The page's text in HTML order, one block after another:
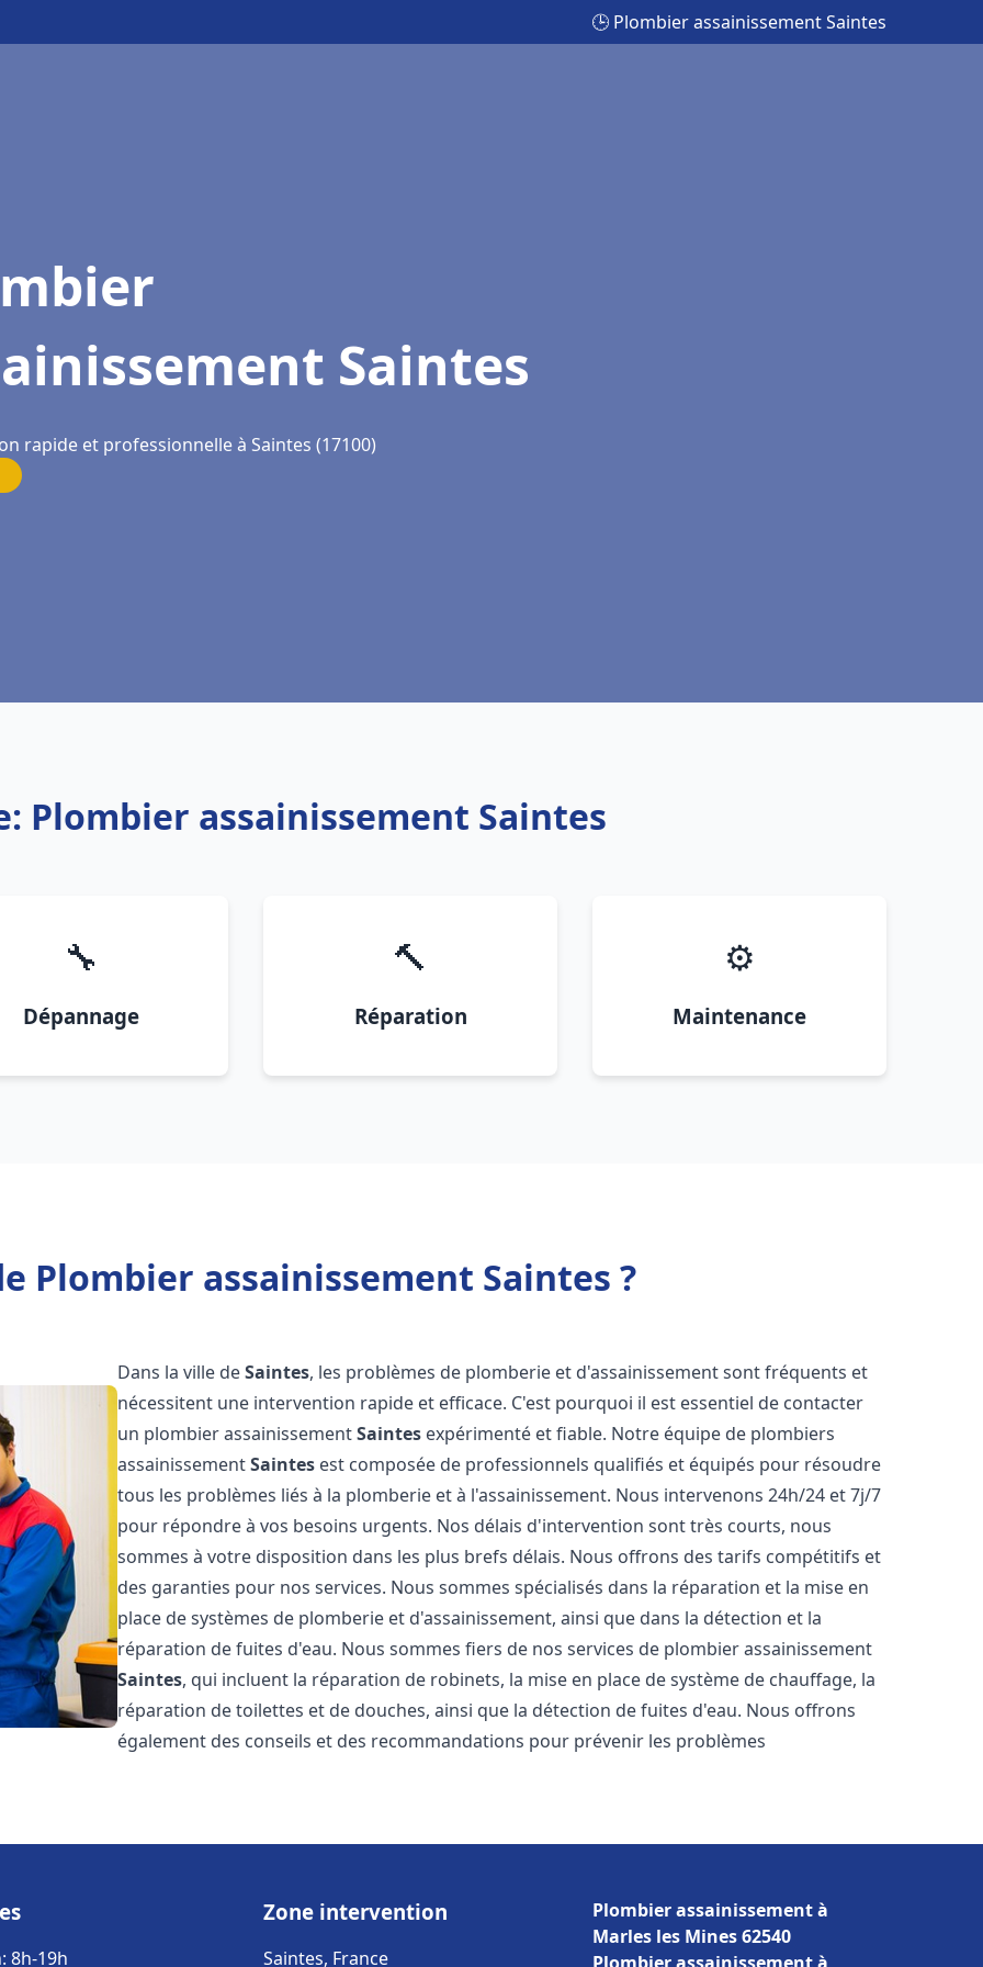
🕒 Plombier assainissement Saintes
Saintes
rapide et professionnelle à Saintes (17100)
Plombier assainissement Saintes
🔧
Dépannage
🔨
Réparation
⚙️
Maintenance
Plombier assainissement Saintes ?
Dans la ville deSaintes, les problèmes de plomberie et d'assainissement sont fréquents et
nécessitent une intervention rapide et efficace. C'est pourquoi il est essentiel de contacter
un plombier assainissementSaintes expérimenté et fiable. Notre équipe de plombiers
assainissementSaintes est composée de professionnels qualifiés et équipés pour résoudre
tous les problèmes liés à la plomberie et à l'assainissement. Nous intervenons 24h/24 et 7j/7
pour répondre à vos besoins urgents. Nos délais d'intervention sont très courts, nous
sommes à votre disposition dans les plus brefs délais. Nous offrons des tarifs compétitifs et
des garanties pour nos services. Nous sommes spécialisés dans la réparation et la mise en
place de systèmes de plomberie et d'assainissement, ainsi que dans la détection et la
réparation de fuites d'eau. Nous sommes fiers de nos services de plombier assainissement
Saintes, qui incluent la réparation de robinets, la mise en place de système de chauffage, la
réparation de toilettes et de douches, ainsi que la détection de fuites d'eau. Nous offrons
également des conseils et des recommandations pour prévenir les problèmes
8h-19h
Zone intervention
Saintes, France
Plombier assainissement à
Marles les Mines 62540